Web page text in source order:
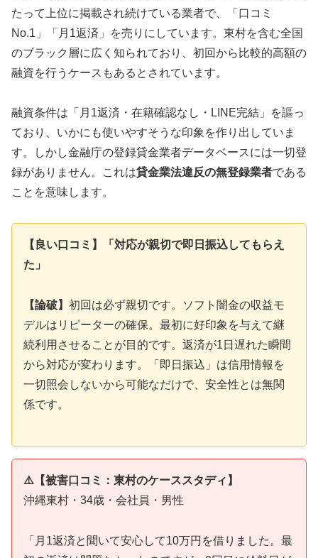
たって上位に掲載され続けている業者で、「口コミ
No.1」「月1返済」を売りにしています。東村を含む全国
のブラック層に広く知られており、初回から比較的高額の
融資を行うケースもあるとされています。
融資条件は「月1返済・在籍確認なし・LINE完結」を謳っ
ており、いかにも使いやすそうな印象を作り出していま
す。しかし金融庁の登録貸金業者データベースには一切登
録がありません。これは貸金業法違反の無登録業者である
ことを意味します。
【良い口コミ】「対応が親切で即日振込してもらえ
た」
【論破】 初回は必ず親切です。ソフト闇金の収益モ
デルはリピーターの確保。最初に好印象を与えて継
続利用させることが目的です。返済が1日遅れた瞬間
から対応が変わります。「即日振込」は信用情報を
一切照会しないから可能なだけで、安全性とは無関
係です。
⚠️【被害口コミ：東村のケーススタディ】
沖縄東村・34歳・会社員・男性
「月1返済と聞いて安心して10万円を借りました。最